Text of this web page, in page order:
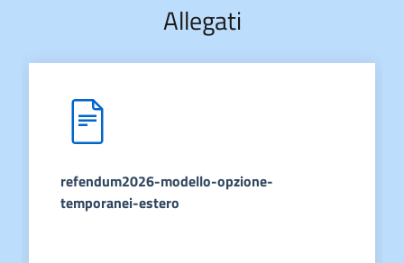
Allegati
refendum2026-modello-opzione-
temporanei-estero